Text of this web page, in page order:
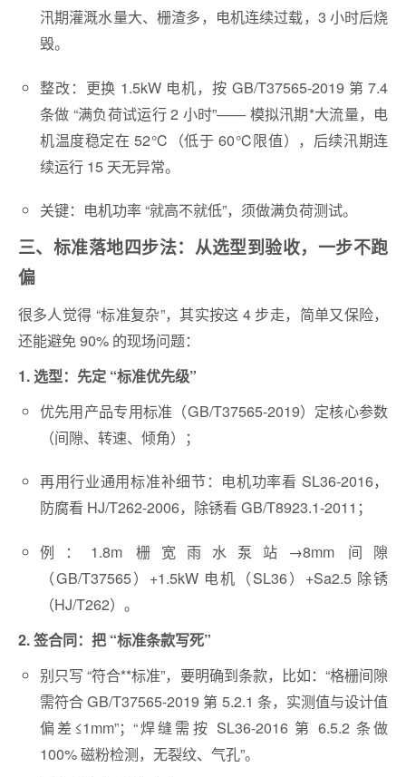
汛期灌溉水量大、栅渣多，电机连续过载，3 小时后烧
毁。
整改：更换 1.5kW 电机，按 GB/T37565-2019 第 7.4
条做 “满负荷试运行 2 小时”—— 模拟汛期*大流量，电
机温度稳定在 52℃（低于 60℃限值），后续汛期连
续运行 15 天无异常。
关键：电机功率 “就高不就低”，须做满负荷测试。
三、标准落地四步法：从选型到验收，一步不跑
偏
很多人觉得 “标准复杂”，其实按这 4 步走，简单又保险，
还能避免 90% 的现场问题：
1. 选型：先定 “标准优先级”
优先用产品专用标准（GB/T37565-2019）定核心参数
（间隙、转速、倾角）；
再用行业通用标准补细节：电机功率看 SL36-2016，
防腐看 HJ/T262-2006，除锈看 GB/T8923.1-2011；
例：1.8m 栅宽雨水泵站→8mm 间隙
（GB/T37565）+1.5kW 电机（SL36）+Sa2.5 除锈
（HJ/T262）。
2. 签合同：把 “标准条款写死”
别只写 “符合**标准”，要明确到条款，比如：“格栅间隙
需符合 GB/T37565-2019 第 5.2.1 条，实测值与设计值
偏差≤1mm”；“焊缝需按 SL36-2016 第 6.5.2 条做
100% 磁粉检测，无裂纹、气孔”。